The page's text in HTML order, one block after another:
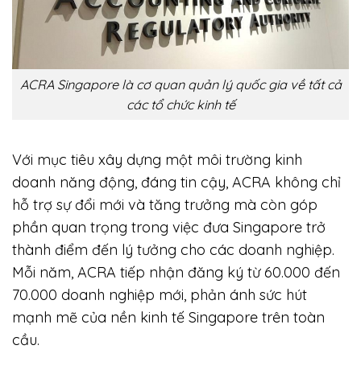
ACRA Singapore là cơ quan quản lý quốc gia về tất cả
các tổ chức kinh tế
Với mục tiêu xây dựng một môi trường kinh
doanh năng động, đáng tin cậy, ACRA không chỉ
hỗ trợ sự đổi mới và tăng trưởng mà còn góp
phần quan trọng trong việc đưa Singapore trở
thành điểm đến lý tưởng cho các doanh nghiệp.
Mỗi năm, ACRA tiếp nhận đăng ký từ 60.000 đến
70.000 doanh nghiệp mới, phản ánh sức hút
mạnh mẽ của nền kinh tế Singapore trên toàn
cầu.